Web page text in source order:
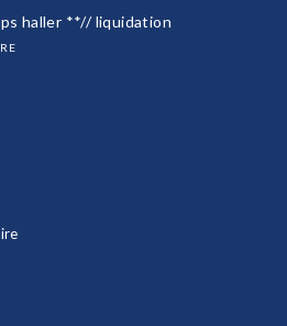
haller **// liquidation
S’ouvre